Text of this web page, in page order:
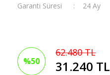
Garanti Süresi
24 Ay
%50
62.480 TL
31.240 TL